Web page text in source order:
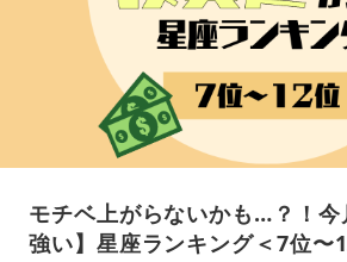
モチベ上がらないかも…？！
強い】星座ランキング＜7位〜